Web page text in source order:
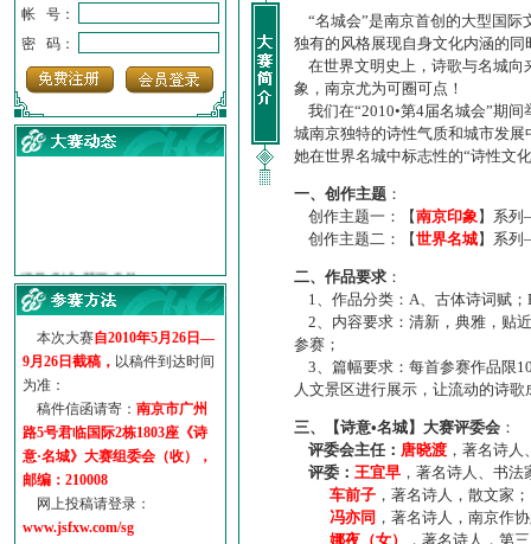
帐 号：
密 码：
·【诗意·名城】地铁展示作...
诗意名城·地铁时间
参赛作品多达5000多首
“诗意·名城”晒诗会
特别通知--致广大诗词爱好...
本次大赛自2010年5月26日—
9月26日截稿， 以稿件到达时间
为准：
稿件信函请寄： 南京市广州
路5号君临国际2栋1803座《诗
意·名城》大赛组委会（收），
邮编：210008
网上投稿请登录：
www.jsfxw.com/sg
“名城会”是南京首创的大型国际
独有的风格展现自身文化内涵的
在世界文明史上，诗歌与名城向
象，南京尤为可圈可点！
我们在“2010•第4届名城会”期
城南京独特的诗性气质和城市发
她在世界名城中标志性的“诗性文
一、创作主题 ：
创作主题一：【南京印象】系
创作主题二：【世界名城】系
二、作品要求 ：
1、作品分类：A、古体诗词赋；
2、内容要求：清新，典雅，贴
参赛；
3、篇幅要求：每首参赛作品限
人文景区进行展示，让流动的诗
三、【诗意•名城】大赛评委会 ：
评委会主任： 唐晓渡 ，著名诗
评委： 王宜早 ，著名诗人、书
车前子 ，著名诗人，散文家；
冯亦同 ，著名诗人，南京作
娜夜（女）
，著名诗人，第